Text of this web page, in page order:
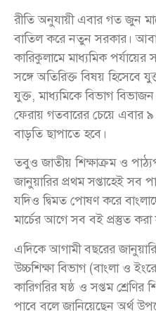
রীতি অনুযায়ী এবার গত জুন
বাতিল করে নতুন সরকার।
কারিকুলামে মাধ্যমিক পর্যায়ের
সঙ্গে অতিরিক্ত বিষয় হিসেবে
যুক্ত, মাধ্যমিকে বিভাগ
ফেরায় গতবারের চেয়ে এবার
বাড়তি ছাপাতে হবে।
তবুও জাতীয় শিক্ষাক্রম ও
জানুয়ারির প্রথম সপ্তাহেই সব
যদিও দ্বিমত পোষণ করে
মার্চের আগে সব বই প্রস্তুত করা
এদিকে আগামী বছরের
উচ্চশিক্ষা বিভাগ (বাংলা ও
কারিগরির ষষ্ঠ ও সপ্তম শ্রেণির
পাবে বলে জানিয়েছেন অর্থ